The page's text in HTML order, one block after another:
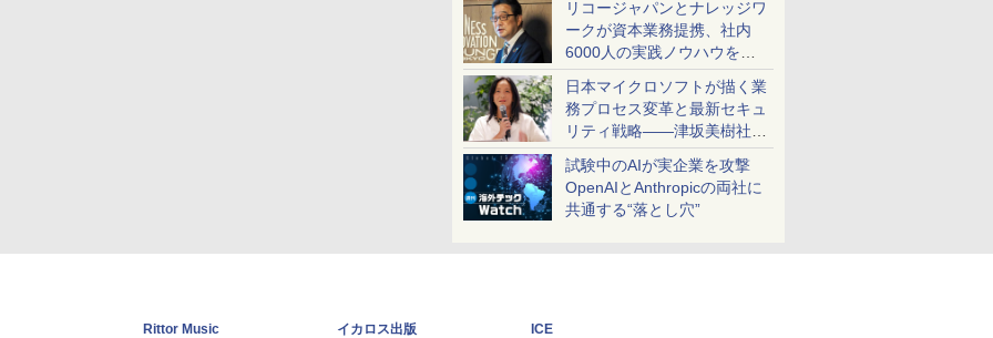
リコージャパンとナレッジワ
ークが資本業務提携、社内
6000人の実践ノウハウを生
かした「AI商談記録 for
RICOH」を展開へ
日本マイクロソフトが描く業
務プロセス変革と最新セキュ
リティ戦略――津坂美樹社長
が2027年度戦略を説明
試験中のAIが実企業を攻撃
OpenAIとAnthropicの両社に
共通する“落とし穴”
Rittor Music
イカロス出版
ICE